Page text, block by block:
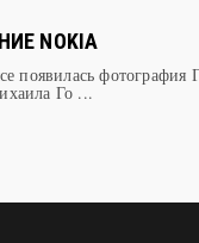
NOKIA
появилась фотография